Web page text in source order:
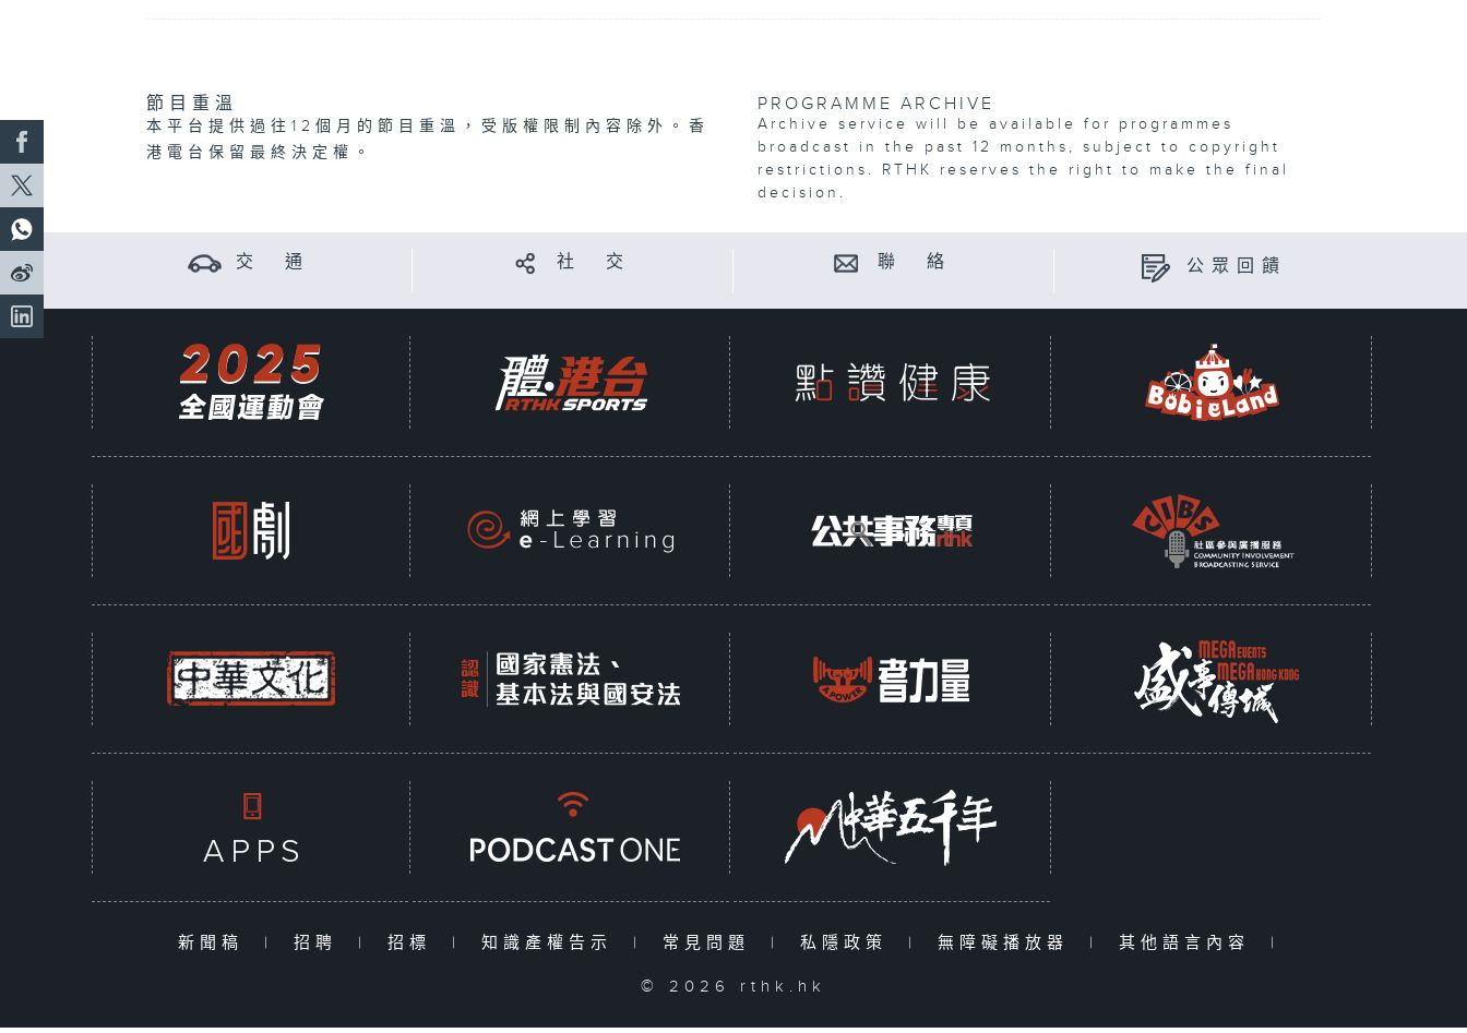
節目重溫
本平台提供過往12個月的節目重溫，受版權限制內容除外。香
港電台保留最終決定權。
PROGRAMME ARCHIVE
Archive service will be available for programmes
broadcast in the past 12 months, subject to copyright
restrictions. RTHK reserves the right to make the final
decision.
交 通 社 交 聯 絡 公眾回饋
新聞稿 | 招聘 | 招標 | 知識產權告示 | 常見問題 | 私隱政策 | 無障礙播放器 | 其他語言內容 |
© 2026 rthk.hk